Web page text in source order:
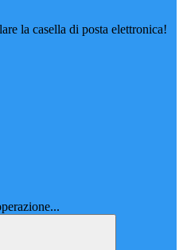
la casella di posta elettronica!